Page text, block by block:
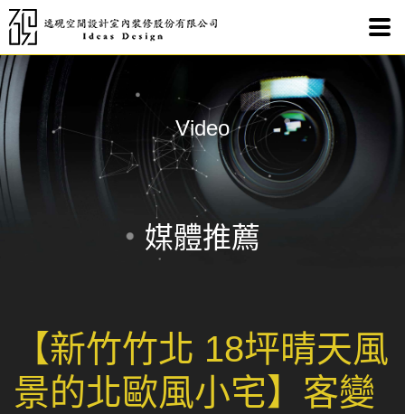
Video
媒體推薦
【新竹竹北 18坪晴天風
景的北歐風小宅】客變
【